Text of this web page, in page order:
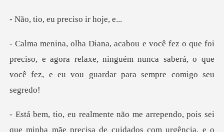
o, tio, eu prec
que foi
preciso, e agora relaxe, ninguém nunca saberá, o q
mãe precisa de cuidados com urgência, e o